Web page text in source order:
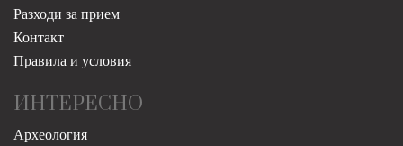
Разходи за прием
Контакт
Правила и условия
ИНТЕРЕСНО
Археология